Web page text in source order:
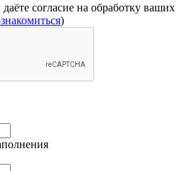
согласие на обработку ваших
)